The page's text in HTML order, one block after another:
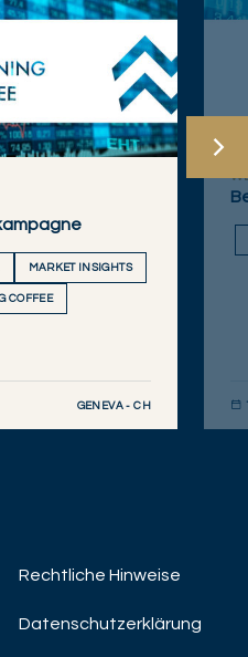
MARKET INSIGHTS
COFFEE
GENEVA - CH
Rechtliche Hinweise
Datenschutzerklärung